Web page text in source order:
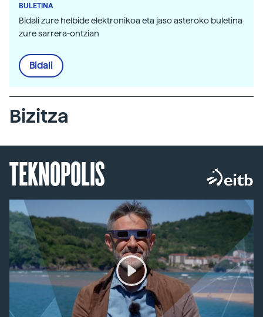
BULETINA
Bidali zure helbide elektronikoa eta jaso asteroko buletina
zure sarrera-ontzian
Bidali
Bizitza
TEKNOPOLIS